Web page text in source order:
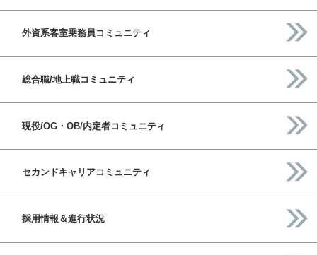
外資系客室乗務員コミュニティ
総合職/地上職コミュニティ
現役/OG・OB/内定者コミュニティ
セカンドキャリアコミュニティ
採用情報＆進行状況